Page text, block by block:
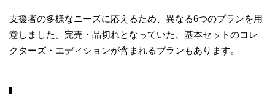
支援者の多様なニーズに応えるため、異なる6つのプランを用
意しました。完売・品切れとなっていた、基本セットのコレ
クターズ・エディションが含まれるプランもあります。